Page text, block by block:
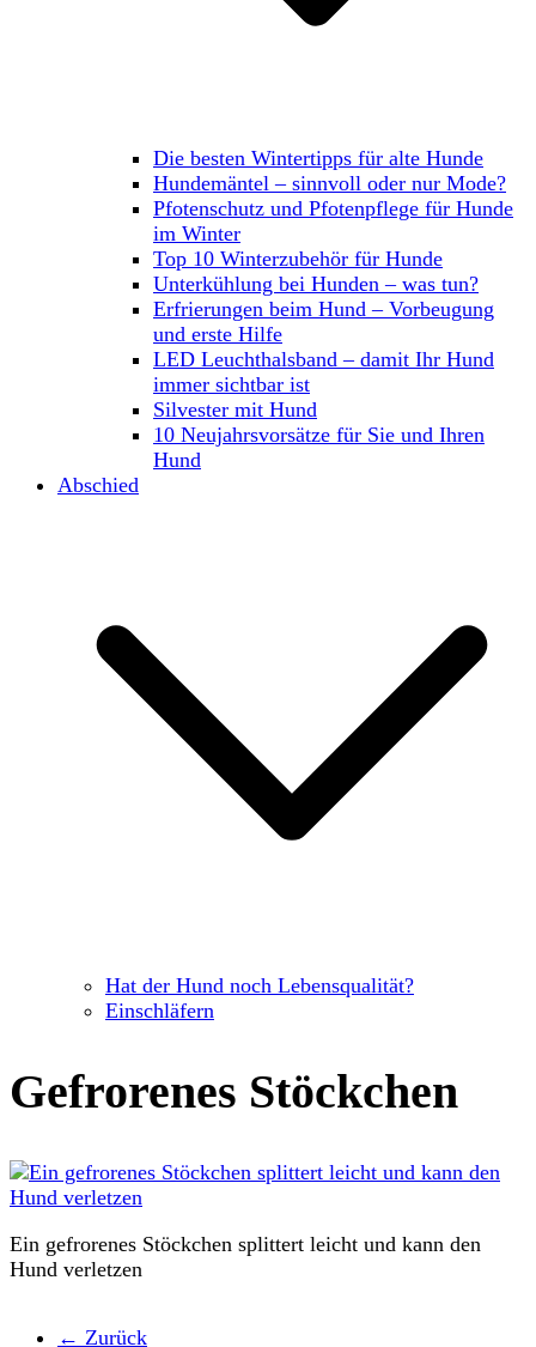
Die besten Wintertipps für alte Hunde
Hundemäntel – sinnvoll oder nur Mode?
Pfotenschutz und Pfotenpflege für Hunde
im Winter
Top 10 Winterzubehör für Hunde
Unterkühlung bei Hunden – was tun?
Erfrierungen beim Hund – Vorbeugung
und erste Hilfe
LED Leuchthalsband – damit Ihr Hund
immer sichtbar ist
Silvester mit Hund
10 Neujahrsvorsätze für Sie und Ihren
Hund
Abschied
Hat der Hund noch Lebensqualität?
Einschläfern
Gefrorenes Stöckchen
Ein gefrorenes Stöckchen splittert leicht und kann den
Hund verletzen
← Zurück